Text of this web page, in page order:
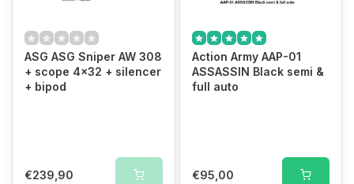
ASG ASG Sniper AW 308
+ scope 4x32 + silencer
+ bipod
€239,90
Action Army AAP-01
ASSASSIN Black semi &
full auto
€95,00